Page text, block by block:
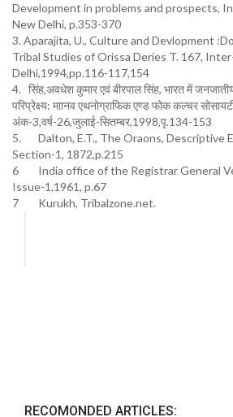
Development in problems and prospects,
New Delhi, p.353-370
3. Aparajita, U., Culture and Devlopment
Tribal Studies of Orissa Deries T. 167,
Delhi,1994,pp.116-117,154
4. सिंह,अवधेश कुमार एवं बीरपाल सिंह, भारत में
परिप्रेक्ष्य: माानव एथनोग्राफिक एण्ड फोक कल्चर
अंक-3,वर्ष-26,जुलाई-सितम्बर,1998,पृ.134-153
5. Dalton, E.T., The Oraons, Descriptive
Section-1, 1872,p.215
6 India office of the Registrar General
Issue-1,1961, p.67
7 Kurukh, Tribalzone.net.
RECOMONDED ARTICLES: